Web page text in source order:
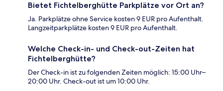
Bietet Fichtelberghütte Parkplätze vor Ort an?
Ja. Parkplätze ohne Service kosten 9 EUR pro Aufenthalt.
Langzeitparkplätze kosten 9 EUR pro Aufenthalt.
Welche Check-in- und Check-out-Zeiten hat
Fichtelberghütte?
Der Check-in ist zu folgenden Zeiten möglich: 15:00 Uhr–
20:00 Uhr. Check-out ist um 10:00 Uhr.